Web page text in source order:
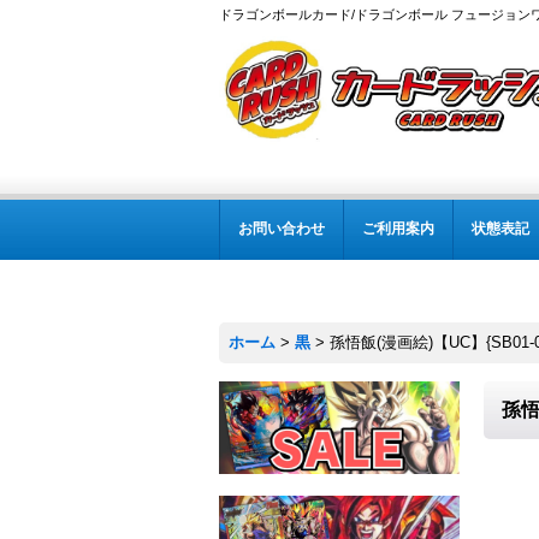
ドラゴンボールカード/ドラゴンボール フュージョン
お問い合わせ ご利用案内 状態表記
ホーム > 黒 > 孫悟飯(漫画絵)【UC】{SB01-
孫